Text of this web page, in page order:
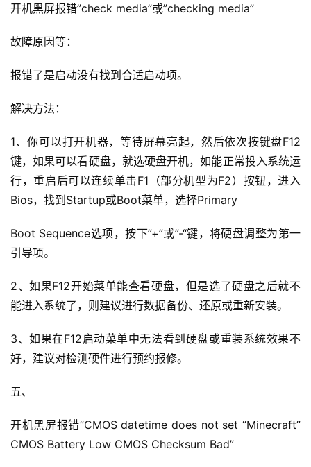
开机黑屏报错”check media”或”checking media”
故障原因等：
报错了是启动没有找到合适启动项。
解决方法：
1、你可以打开机器，等待屏幕亮起，然后依次按键盘F12
键，如果可以看硬盘，就选硬盘开机，如能正常投入系统运
行，重启后可以连续单击F1（部分机型为F2）按钮，进入
Bios，找到Startup或Boot菜单，选择Primary
Boot Sequence选项，按下”+”或”-“键，将硬盘调整为第一
引导项。
2、如果F12开始菜单能查看硬盘，但是选了硬盘之后就不
能进入系统了，则建议进行数据备份、还原或重新安装。
3、如果在F12启动菜单中无法看到硬盘或重装系统效果不
好，建议对检测硬件进行预约报修。
五、
开机黑屏报错”CMOS datetime does not set “Minecraft”
CMOS Battery Low CMOS Checksum Bad”